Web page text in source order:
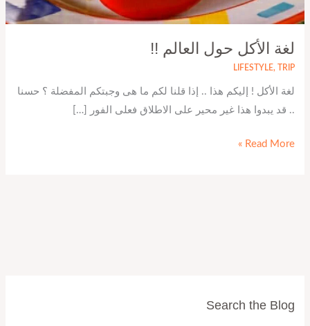
لغة الأكل حول العالم !!
LIFESTYLE, TRIP
لغة الأكل ! إليكم هذا .. إذا قلنا لكم ما هى وجبتكم المفضلة ؟ حسنا
.. قد يبدوا هذا غير محير على الاطلاق فعلى الفور […]
Read More »
Search the Blog